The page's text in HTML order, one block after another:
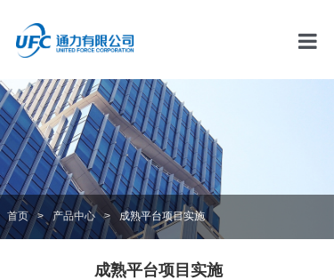
产
首页 > 产品中心 > 成熟平台项目实施
成熟平台项目实施